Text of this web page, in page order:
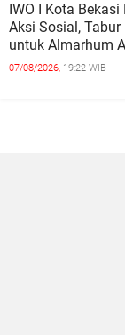
IWO I Kota
Aksi Sosial,
untuk Almarhum
07/08/2026, 19:22 WIB